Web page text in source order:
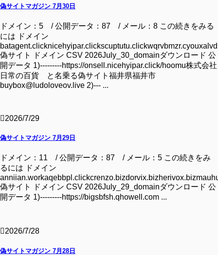
偽サイトマガジン 7月30日
ドメイン：5 / 公開データ：87 / メール：8 この続きをみる
には ドメイン
偽サイト ドメイン CSV 2026July_30_domainダウンロード 公
開データ 1)---------https://onsell.nicehyipar.click/hoomu株式会社
日常の百貨 と名乗る偽サイト福井県福井市
buybox@ludoloveov.live 2)--- ...
2026/7/29
偽サイトマガジン 7月29日
ドメイン：11 / 公開データ：87 / メール：5 この続きをみ
るには ドメイン
偽サイト ドメイン CSV 2026July_29_domainダウンロード 公
開データ 1)---------https://bigsbfsh.qhowell.com ...
2026/7/28
偽サイトマガジン 7月28日